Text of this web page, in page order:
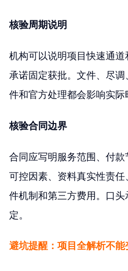
核验周期说明
机构可以说明项目快速通
承诺固定获批。文件、尽
件和官方处理都会影响实际
核验合同边界
合同应写明服务范围、付
可控因素、资料真实性责
件机制和第三方费用。口
定。
避坑提醒：项目全解析不能